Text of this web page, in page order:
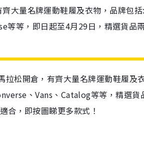
大量名牌運動鞋履及衣物，品牌包
等，即日起至4月29日，精選貨品
拉松開倉，有齊大量名牌運動鞋履及
、Vans、Catalog等等，精選貨
合，即按圖睇更多款式！